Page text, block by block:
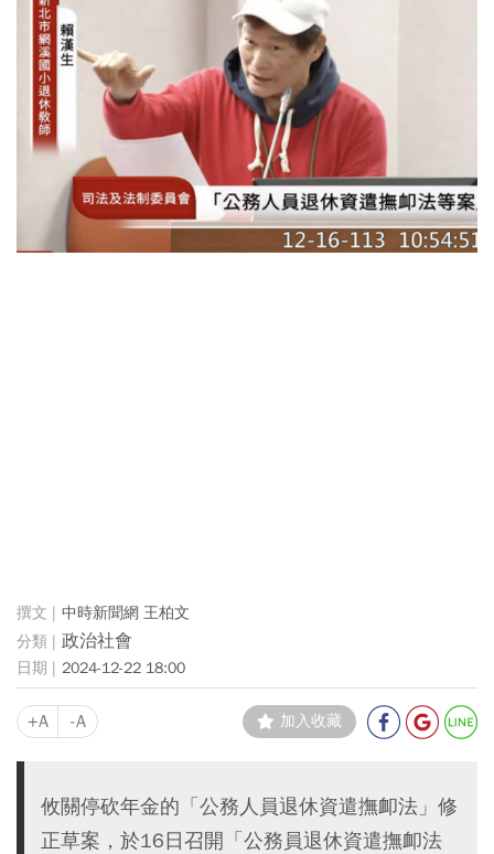
中時新聞網 王柏文
政治社會
2024-12-22 18:00
+A -A 加入收藏
攸關停砍年金的「公務人員退休資遣撫卹法」修
正草案，於16日召開「公務員退休資遣撫卹法